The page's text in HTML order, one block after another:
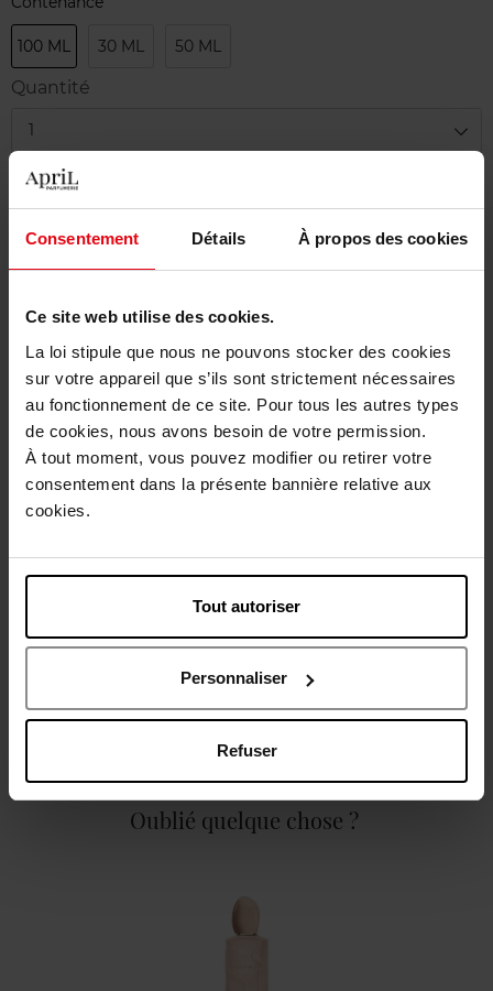
Consentement Détails À propos des cookies
Ce site web utilise des cookies.
La loi stipule que nous ne pouvons stocker des cookies
sur votre appareil que s’ils sont strictement nécessaires
au fonctionnement de ce site. Pour tous les autres types
de cookies, nous avons besoin de votre permission.
À tout moment, vous pouvez modifier ou retirer votre
consentement dans la présente bannière relative aux
cookies.
Tout autoriser
Personnaliser
Refuser
100 ML 30 ML 50 ML
Quantité
1
Livraison
Livraison gratuite à partir de 50€
Retour gratuit dans votre magasin
Description
Caractéristiques
Avis client Politique relative aux avis des clients
Oublié quelque chose ?